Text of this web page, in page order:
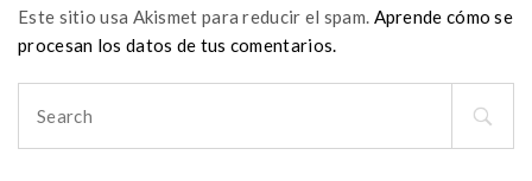
Este sitio usa Akismet para reducir el spam. Aprende cómo se
procesan los datos de tus comentarios.
for: